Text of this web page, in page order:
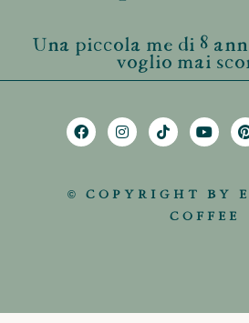
Una piccola me di 8
voglio mai
© COPYRIGHT BY
COFFEE